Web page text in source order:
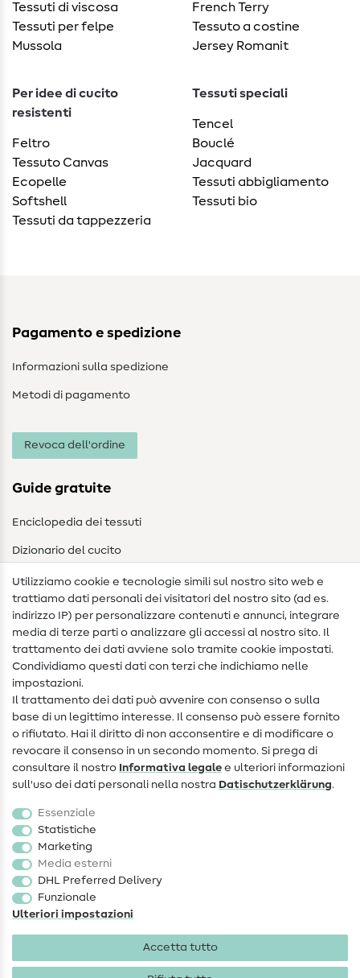
Tessuti di viscosa
Tessuti per felpe
Mussola
French Terry
Tessuto a costine
Jersey Romanit
Per idee di cucito
resistenti
Feltro
Tessuto Canvas
Ecopelle
Softshell
Tessuti da tappezzeria
Tessuti speciali
Tencel
Bouclé
Jacquard
Tessuti abbigliamento
Tessuti bio
Pagamento e spedizione
Informazioni sulla spedizione
Metodi di pagamento
Revoca dell'ordine
Guide gratuite
Enciclopedia dei tessuti
Dizionario del cucito
Nähanleitungen
Assistenza e contatto
Contatto
Informazioni sul nuovo proprietario
FAQ
Diritto di recesso
Popolare
Accessori cucito
Sale
Utilizziamo cookie e tecnologie simili sul nostro sito web e
trattiamo dati personali dei visitatori del nostro sito (ad es.
indirizzo IP) per personalizzare contenuti e annunci, integrare
media di terze parti o analizzare gli accessi al nostro sito. Il
trattamento dei dati avviene solo tramite cookie impostati.
Condividiamo questi dati con terzi che indichiamo nelle
impostazioni.
Il trattamento dei dati può avvenire con consenso o sulla
base di un legittimo interesse. Il consenso può essere fornito
o rifiutato. Hai il diritto di non acconsentire e di modificare o
revocare il consenso in un secondo momento. Si prega di
consultare il nostro Informativa legale e ulteriori informazioni
sull'uso dei dati personali nella nostra Dati­schutz­erklärung.
Essenziale
Statistiche
Marketing
Media esterni
DHL Preferred Delivery
Funzionale
Ulteriori impostazioni
Accetta tutto
Informazioni legali Privacy
Condizioni generali